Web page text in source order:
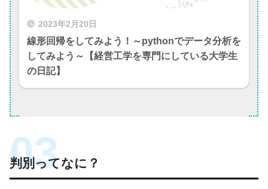
2023年2月20日
線形回帰をしてみよう！～pythonでデータ分析を
してみよう～【経営工学を専門にしている大学生
の日記】
判別ってなに？